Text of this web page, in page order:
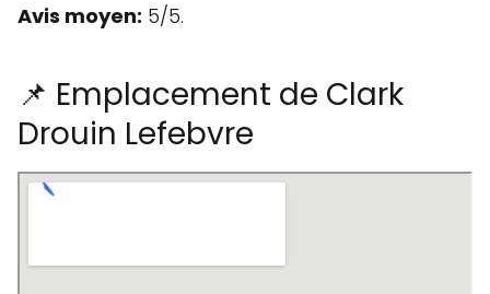
Avis moyen: 5/5.
📌 Emplacement de Clark
Drouin Lefebvre